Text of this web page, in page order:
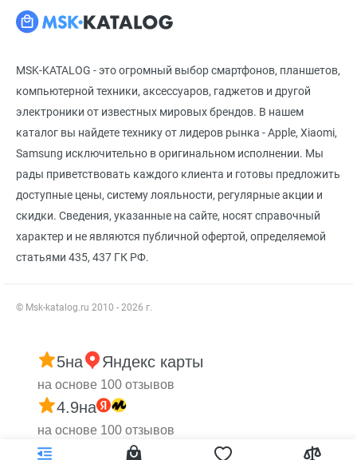
MSK-KATALOG - это огромный выбор смартфонов, планшетов,
компьютерной техники, аксессуаров, гаджетов и другой
электроники от известных мировых брендов. В нашем
каталог вы найдете технику от лидеров рынка - Apple, Xiaomi,
Samsung исключительно в оригинальном исполнении. Мы
рады приветствовать каждого клиента и готовы предложить
доступные цены, систему лояльности, регулярные акции и
скидки. Сведения, указанные на сайте, носят справочный
характер и не являются публичной офертой, определяемой
статьями 435, 437 ГК РФ.
© Msk-katalog.ru 2010 - 2026 г.
5на Яндекс карты
на основе 100 отзывов
4.9на
на основе 100 отзывов